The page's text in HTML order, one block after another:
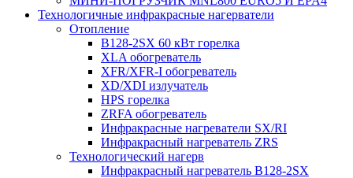
Технологичные инфракрасные нагерватели
Отопление
B128-2SX 60 кВт горелка
XLA обогреватель
XFR/XFR-I обогреватель
XD/XDI излучатель
HPS горелка
ZRFA обогреватель
Инфракрасные нагреватели SX/RI
Инфракрасный нагреватель ZRS
Технологический нагерв
Инфракрасный нагреватель B128-2SX